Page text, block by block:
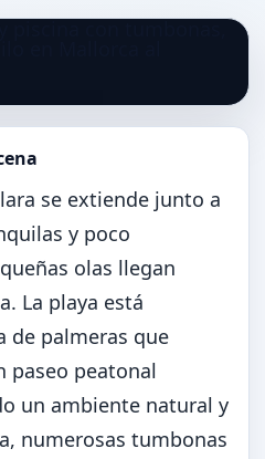
se extiende junto a
y poco
olas llegan
La playa está
de palmeras que
paseo peatonal
un ambiente natural y
numerosas tumbonas